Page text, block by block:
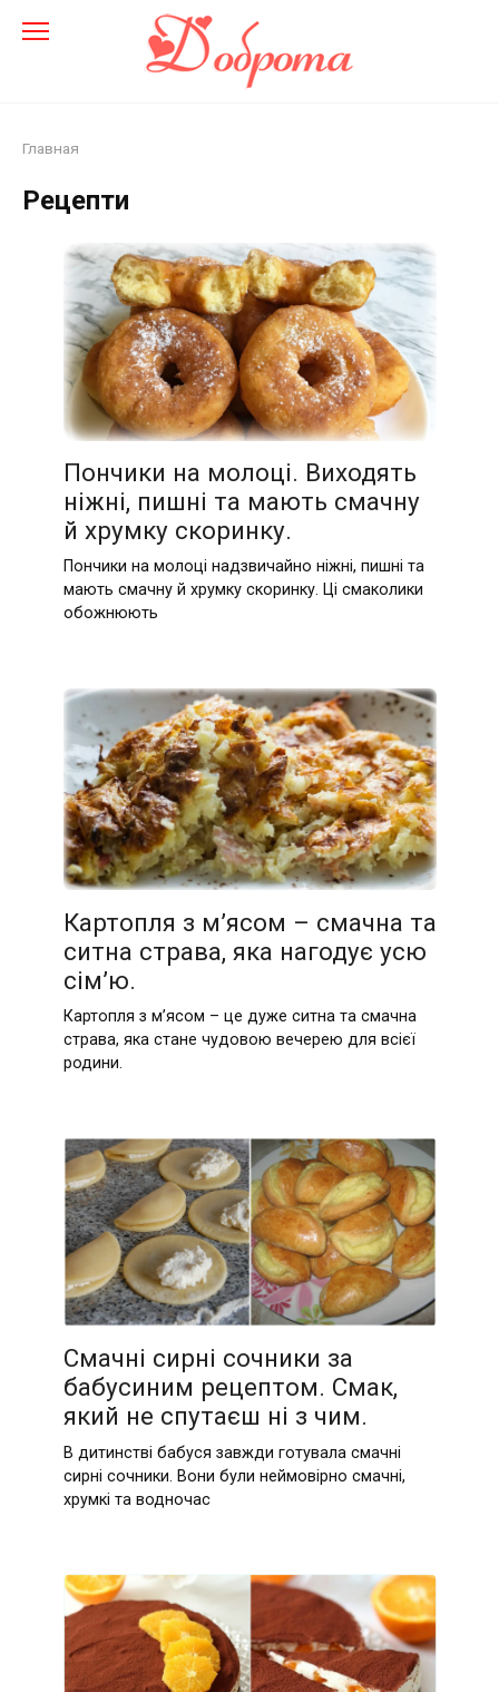
Главная
Рецепти
Пончики на молоці. Виходять
ніжні, пишні та мають смачну
й хрумку скоринку.
Пончики на молоці надзвичайно ніжні, пишні та
мають смачну й хрумку скоринку. Ці смаколики
обожнюють
Картопля з м’ясом – смачна та
ситна страва, яка нагодує усю
сім’ю.
Картопля з м’ясом – це дуже ситна та смачна
страва, яка стане чудовою вечерею для всієї
родини.
Смачні сирні сочники за
бабусиним рецептом. Смак,
який не спутаєш ні з чим.
В дитинстві бабуся завжди готувала смачні
сирні сочники. Вони були неймовірно смачні,
хрумкі та водночас